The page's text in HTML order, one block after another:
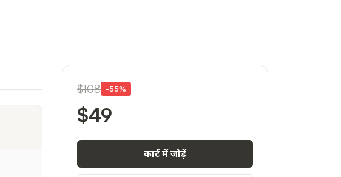
$108 -55%
$49
कार्ट में जोड़ें